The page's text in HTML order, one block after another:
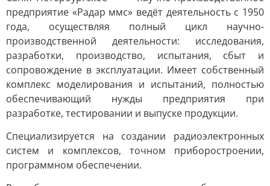
предприятие «Радар ммс» ведёт деятельность с 1950
года, осуществляя полный цикл научно-
производственной деятельности: исследования,
разработки, производство, испытания, сбыт и
сопровождение в эксплуатации. Имеет собственный
комплекс моделирования и испытаний, полностью
обеспечивающий нужды предприятия при
разработке, тестировании и выпуске продукции.
Специализируется на создании радиоэлектронных
систем и комплексов, точном приборостроении,
программном обеспечении.